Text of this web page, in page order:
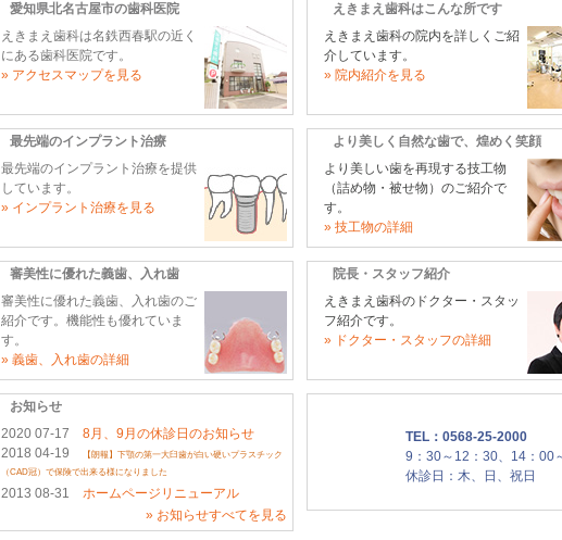
愛知県北名古屋市の歯科医院
えきまえ歯科は名鉄西春駅の近く
にある歯科医院です。
» アクセスマップを見る
えきまえ歯科はこんな所です
えきまえ歯科の院内を詳しくご紹
介しています。
» 院内紹介を見る
最先端のインプラント治療
最先端のインプラント治療を提供
しています。
» インプラント治療を見る
より美しく自然な歯で、煌めく笑顔
より美しい歯を再現する技工物
（詰め物・被せ物）のご紹介で
す。
» 技工物の詳細
審美性に優れた義歯、入れ歯
審美性に優れた義歯、入れ歯のご
紹介です。機能性も優れていま
す。
» 義歯、入れ歯の詳細
院長・スタッフ紹介
えきまえ歯科のドクター・スタッ
フ紹介です。
» ドクター・スタッフの詳細
お知らせ
2020 07-17 8月、9月の休診日のお知らせ
2018 04-19
【朗報】下顎の第一大臼歯が白い硬いプラスチック
（CAD冠）で保険で出来る様になりました
2013 08-31 ホームページリニューアル
» お知らせすべてを見る
TEL：0568-25-2000
9：30～12：30、14：00
休診日：木、日、祝日